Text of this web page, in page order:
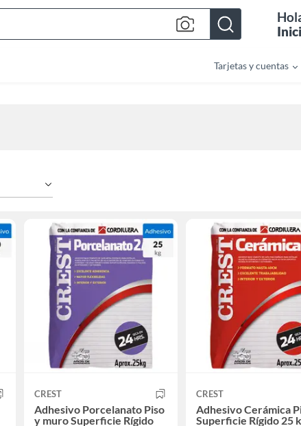
Bar
Tarjetas y cuentas
CREST
Adhesivo Porcelanato Piso
y muro Superficie Rígido
CREST
Adhesivo Cerámica
Superficie Rígido 25